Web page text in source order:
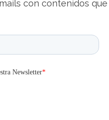
con contenidos